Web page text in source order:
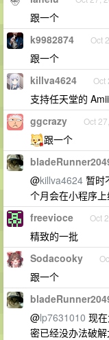
跟一个
k9982874 Oct
跟一个
killva4624 Oct
支持任天堂的
ggcrazy Oct
跟一个
@killva4624 暂时
个月会在小程序上
freevioce Oct
精致的一批
Sodacooky
跟一个
@lp7631010 现
密已经没办法破